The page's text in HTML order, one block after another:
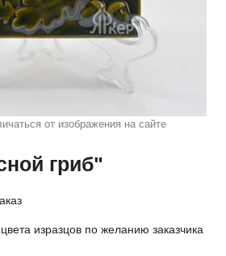
от изображения на сайте
гриб"
изразцов по желанию заказчика